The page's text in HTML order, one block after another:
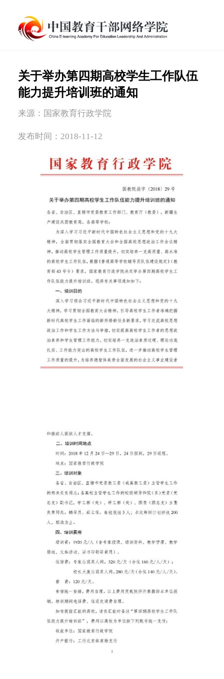
关于举办第四期高校学生工作队伍
能力提升培训班的通知
来源：国家教育行政学院
发布时间：2018-11-12